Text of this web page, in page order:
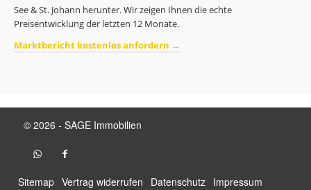
See & St. Johann herunter. Wir zeigen Ihnen die echte
Preisentwicklung der letzten 12 Monate.
Marktbericht kostenlos anfordern →
© 2026 - SAGE Immobilien
Sitemap Vertrag widerrufen Datenschutz Impressum